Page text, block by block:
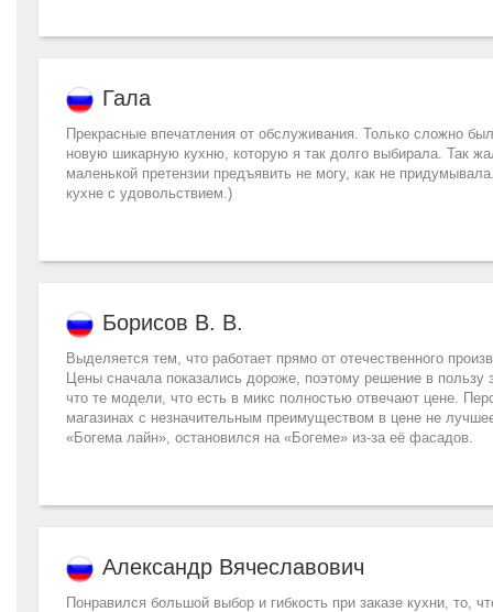
Гала
Прекрасные впечатления от обслуживания. Только сложно
новую шикарную кухню, которую я так долго выбирала. Так
маленькой претензии предъявить не могу, как не
кухне с удовольствием.)
Борисов В. В.
Выделяется тем, что работает прямо от отечественного
Цены сначала показались дороже, поэтому решение в
что те модели, что есть в микс полностью отвечают цене.
магазинах с незначительным преимуществом в цене не
«Богема лайн», остановился на «Богеме» из-за её фасадов.
Александр Вячеславович
Понравился большой выбор и гибкость при заказе кухни, то,